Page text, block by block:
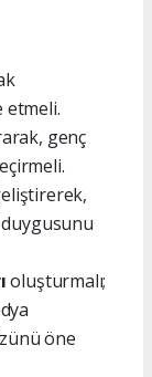
etmeli.
genç
duygusunu
oluşturmalı;
öne